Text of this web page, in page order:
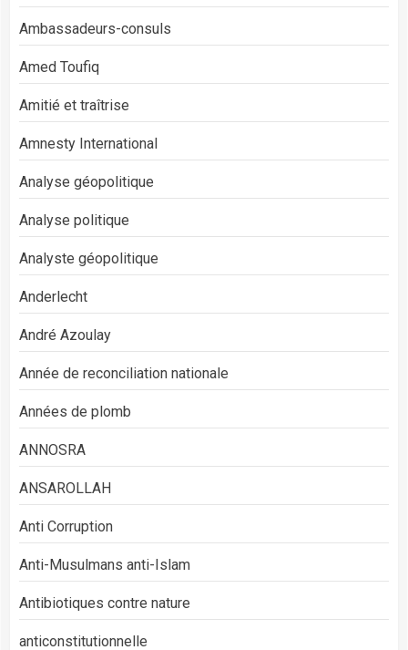
Ambassadeurs-consuls
Amed Toufiq
Amitié et traîtrise
Amnesty International
Analyse géopolitique
Analyse politique
Analyste géopolitique
Anderlecht
André Azoulay
Année de reconciliation nationale
Années de plomb
ANNOSRA
ANSAROLLAH
Anti Corruption
Anti-Musulmans anti-Islam
Antibiotiques contre nature
anticonstitutionnelle